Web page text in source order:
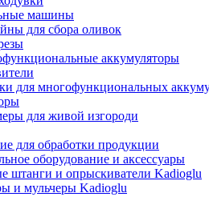
машины
для сбора оливок
аккумуляторы
для многофункциональных
для живой изгороди
для обработки продукции
оборудование и аксессуары
штанги и опрыскиватели Kadioglu
и мульчеры Kadioglu